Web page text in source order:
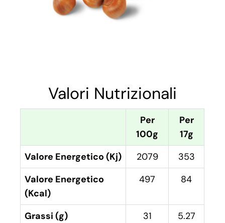
Valori Nutrizionali
Per
100g
Per
17g
Valore Energetico (Kj)
2079
353
Valore Energetico
(Kcal)
497 84
Grassi (g) 31
5.27